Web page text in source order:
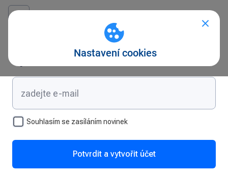
Vytvořte si účet
Souhlasím se zasíláním novinek
Potvrdit a vytvořit účet